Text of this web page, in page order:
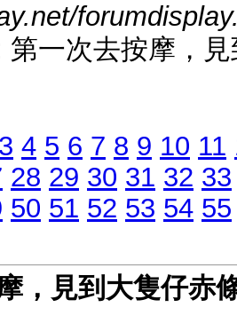
第一次去按摩，
3 4 5 6 7 8 9 10 11
28 29 30 31 32 33
50 51 52 53 54 55
，見到大隻仔赤